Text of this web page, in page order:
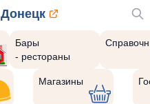
Донецк
Бары
- рестораны
Магазины